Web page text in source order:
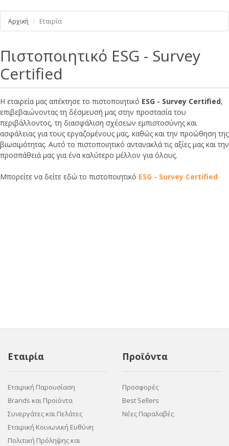
Αρχική Εταιρία
Πιστοποιητικό ESG - Survey
Certified
Η εταιρεία μας απέκτησε το πιστοποιητικό ESG - Survey Certified,
επιβεβαιώνοντας τη δέσμευσή μας στην προστασία του
περιβάλλοντος, τη διασφάλιση σχέσεων εμπιστοσύνης και
ασφάλειας για τους εργαζομένους μας, καθώς και την προώθηση της
βιωσιμότητας. Αυτό το πιστοποιητικό αντανακλά τις αξίες μας και την
προσπάθειά μας για ένα καλύτερο μέλλον για όλους.
Μπορείτε να δείτε εδώ το πιστοποιητικό ESG - Survey Certified
Εταιρία
Εταιρική Παρουσίαση
Brands και Προϊόντα
Συνεργάτες και Πελάτες
Εταιρική Κοινωνική Ευθύνη
Πολιτική Πρόληψης και
Προϊόντα
Προσφορές
Best Sellers
Νέες Παραλαβές